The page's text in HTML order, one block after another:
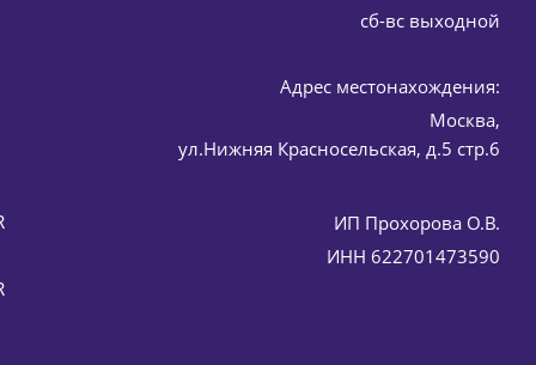
50 мл
cб-вс выходной
Адрес местонахождения:
Москва,
ул.Нижняя Красносельская, д.5 стр.6
ИП Прохорова О.В.
ИНН 622701473590